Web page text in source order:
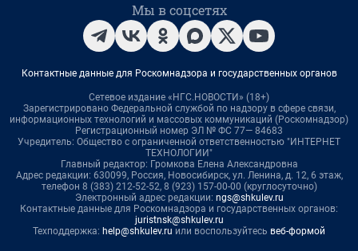
Мы в соцсетях
Контактные данные для Роскомнадзора и государственных органов
Сетевое издание «НГС.НОВОСТИ» (18+)
Зарегистрировано Федеральной службой по надзору в сфере связи,
информационных технологий и массовых коммуникаций (Роскомнадзор)
Регистрационный номер ЭЛ № ФС 77— 84683
Учредитель: Общество с ограниченной ответственностью "ИНТЕРНЕТ
ТЕХНОЛОГИИ"
Главный редактор: Громкова Елена Александровна
Адрес редакции: 630099, Россия, Новосибирск, ул. Ленина, д. 12, 6 этаж,
телефон 8 (383) 212-52-52, 8 (923) 157-00-00 (круглосуточно)
Электронный адрес редакции: ngs@shkulev.ru
Контактные данные для Роскомнадзора и государственных органов:
juristnsk@shkulev.ru
Техподдержка: help@shkulev.ru или воспользуйтесь веб-формой